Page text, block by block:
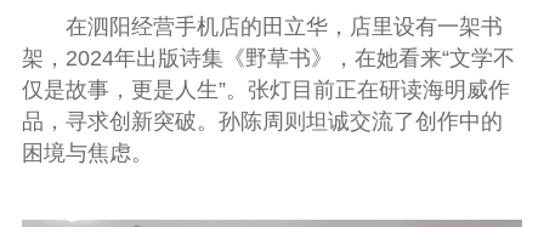
在泗阳经营手机店的田立华，店里设有一架书
架，2024年出版诗集《野草书》，在她看来“文学不
仅是故事，更是人生”。张灯目前正在研读海明威作
品，寻求创新突破。孙陈周则坦诚交流了创作中的
困境与焦虑。